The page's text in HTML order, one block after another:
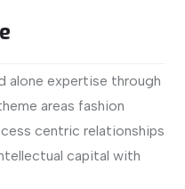
alone expertise through
areas fashion
centric relationships
capital with